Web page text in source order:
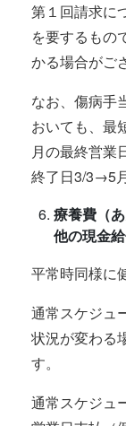
第１回請求に
を要するもの
かる場合がご
なお、傷病手
おいても、最
月の最終営業
終了日3/3→5
療養費（
他の現金
平常時同様に
通常スケジュ
状況が変わる
す。
通常スケジ